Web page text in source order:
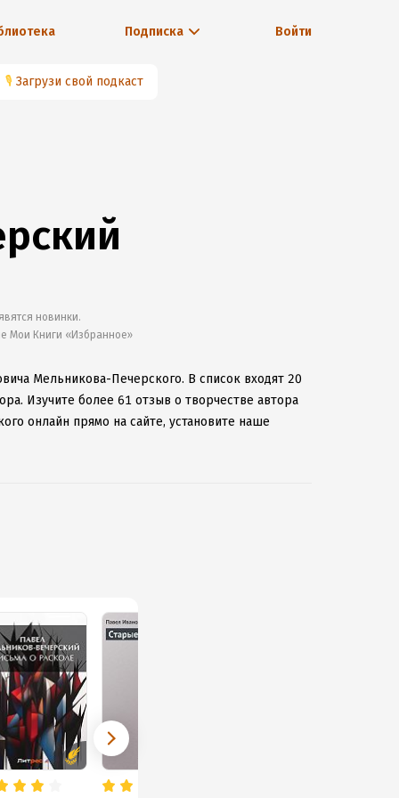
Подписка Войти
🎙 Загрузи свой подкаст
новинки.
Мои Книги «Избранное»
Мельникова-Печерского. В список входят 20
Изучите более 61 отзыв о творчестве автора
онлайн прямо на сайте, установите наше